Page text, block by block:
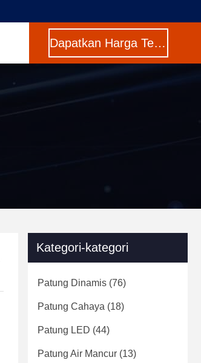
Dapatkan Harga Terbaik
Kategori-kategori
Patung Dinamis (76)
Patung Cahaya (18)
Patung LED (44)
Patung Air Mancur (13)